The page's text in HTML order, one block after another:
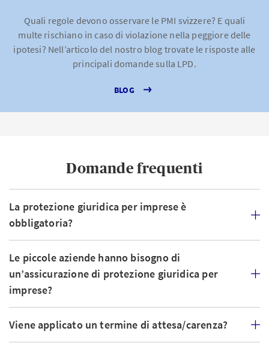
Quali regole devono osservare le PMI svizzere? E quali
multe rischiano in caso di violazione nella peggiore delle
ipotesi? Nell’articolo del nostro blog trovate le risposte alle
principali domande sulla LPD.
BLOG
Domande frequenti
La protezione giuridica per imprese è
obbligatoria?
Le piccole aziende hanno bisogno di
un’assicurazione di protezione giuridica per
imprese?
Viene applicato un termine di attesa/carenza?